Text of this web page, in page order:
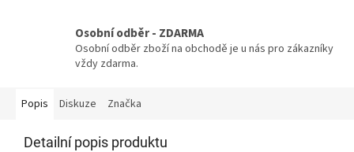
Osobní odběr - ZDARMA
Osobní odběr zboží na obchodě je u nás pro zákazníky
vždy zdarma.
Popis Diskuze Značka
Detailní popis produktu